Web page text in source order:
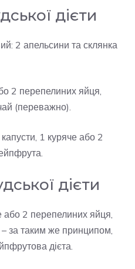
дієти
2 апельсини та склянка
2 перепелиних яйця,
(переважно).
капусти, 1 куряче або 2
дієти
або 2 перепелиних яйця,
за таким же принципом,
дієта.